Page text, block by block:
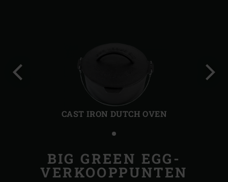
CAST IRON DUTCH OVEN
BIG GREEN EGG-
VERKOOPPUNTEN